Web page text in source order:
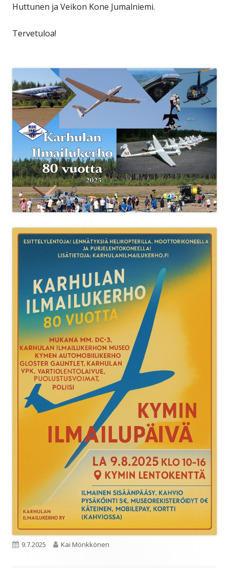
Huttunen ja Veikon Kone Jumalniemi.
Tervetuloa!
Julkaistu
9.7.2025 Kirjoittaja
Kai Mönkkönen